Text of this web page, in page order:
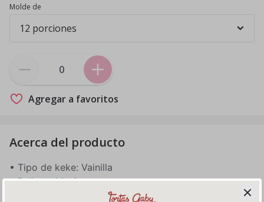
Molde de
Agregar a favoritos
Acerca del producto
• Tipo de keke: Vainilla
• Relleno: Manjar
• Decorado: Masa elástica